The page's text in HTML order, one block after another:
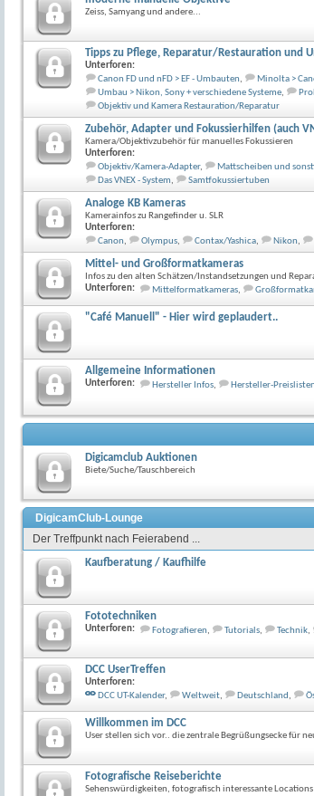
Zeiss, Samyang und andere...
Tipps zu Pflege, Reparatur/Restauration und
Unterforen:
Canon FD und nFD > EF - Umbauten, Minolta >
Umbau > Nikon, Sony + verschiedene Systeme,
Objektiv und Kamera Restauration/Reparatur
Zubehör, Adapter und Fokussierhilfen (auch
Kamera/Objektivzubehör für manuelles Fokussieren
Unterforen:
Objektiv/Kamera-Adapter, Mattscheiben und
Das VNEX - System, Samtfokussiertuben
Analoge KB Kameras
Kamerainfos zu Rangefinder u. SLR
Unterforen:
Canon, Olympus, Contax/Yashica, Nikon,
Mittel- und Großformatkameras
Infos zu den alten Schätzen/Instandsetzungen und
Unterforen:
Mittelformatkameras,
"Café Manuell" - Hier wird geplaudert..
Allgemeine Informationen
Unterforen: Hersteller Infos, Hersteller-Preislisten
Digicamclub Auktionen
Biete/Suche/Tauschbereich
DigicamClub-Lounge
Der Treffpunkt nach Feierabend ...
Kaufberatung / Kaufhilfe
Fototechniken
Unterforen: Fotografieren, Tutorials, Technik,
DCC UserTreffen
Unterforen:
DCC UT-Kalender, Weltweit, Deutschland ,
Willkommen im DCC
User stellen sich vor.. die zentrale Begrüßungsecke für
Fotografische Reiseberichte
Sehenswürdigkeiten, fotografisch interessante